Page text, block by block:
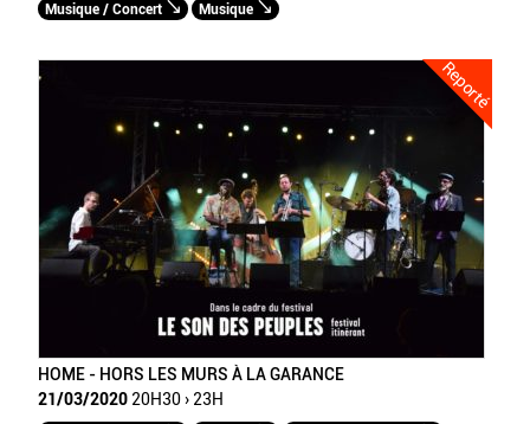
Musique / Concert Musique
Reporté
HOME - HORS LES MURS À LA GARANCE
21/03/2020 20H30 › 23H